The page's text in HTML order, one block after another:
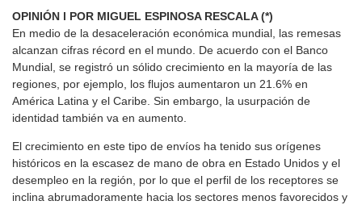
OPINIÓN l POR MIGUEL ESPINOSA RESCALA (*)
En medio de la desaceleración económica mundial, las remesas
alcanzan cifras récord en el mundo. De acuerdo con el Banco
Mundial, se registró un sólido crecimiento en la mayoría de las
regiones, por ejemplo, los flujos aumentaron un 21.6% en
América Latina y el Caribe. Sin embargo, la usurpación de
identidad también va en aumento.
El crecimiento en este tipo de envíos ha tenido sus orígenes
históricos en la escasez de mano de obra en Estado Unidos y el
desempleo en la región, por lo que el perfil de los receptores se
inclina abrumadoramente hacia los sectores menos favorecidos y